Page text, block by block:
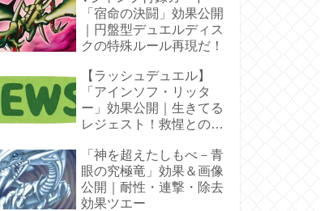
「宿命の決闘」効果公開
｜円盤型デュエルディス
クの特殊ルール再現だ！
【ラッシュデュエル】
「アインソフ・リッタ
ー」効果公開｜生きてる
レジェスト！救惺との相
「神を超えたしもべ－青
眼の究極竜」効果＆画像
公開｜耐性・連撃・除去
効果ツエー